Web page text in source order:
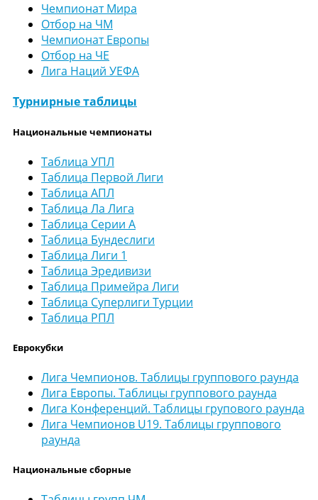
Чемпионат Мира
Отбор на ЧМ
Чемпионат Европы
Отбор на ЧЕ
Лига Наций УЕФА
Турнирные таблицы
Национальные чемпионаты
Таблица УПЛ
Таблица Первой Лиги
Таблица АПЛ
Таблица Ла Лига
Таблица Серии А
Таблица Бундеслиги
Таблица Лиги 1
Таблица Эредивизи
Таблица Примейра Лиги
Таблица Суперлиги Турции
Таблица РПЛ
Еврокубки
Лига Чемпионов. Таблицы группового раунда
Лига Европы. Таблицы группового раунда
Лига Конференций. Таблицы групового раунда
Лига Чемпионов U19. Таблицы группового
раунда
Национальные сборные